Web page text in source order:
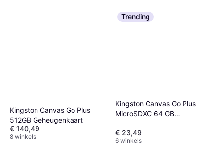
Kingston Canvas Go Plus
512GB Geheugenkaart
€ 140,49
8 winkels
Trending
Kingston Canvas Go Plus
MicroSDXC 64 GB
€ 23,49
6 winkels